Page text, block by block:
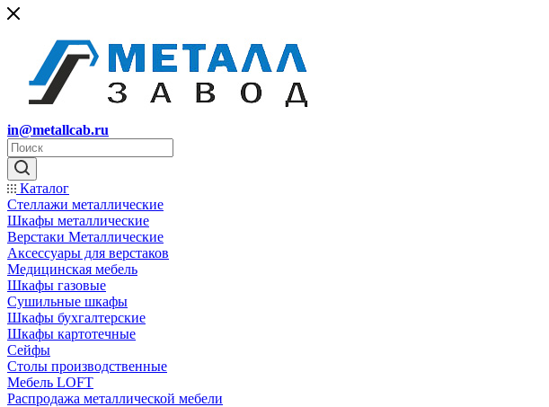
in@metallcab.ru
Каталог
Стеллажи металлические
Шкафы металлические
Верстаки Металлические
Аксессуары для верстаков
Медицинская мебель
Шкафы газовые
Сушильные шкафы
Шкафы бухгалтерские
Шкафы картотечные
Сейфы
Столы производственные
Мебель LOFT
Распродажа металлической мебели